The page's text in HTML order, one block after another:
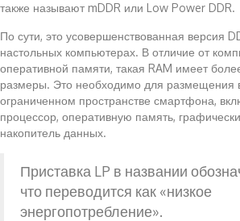
также называют mDDR или Low Power DDR.
По сути, это усовершенствованная версия
настольных компьютерах. В отличие от
оперативной памяти, такая RAM имеет
размеры. Это необходимо для размещения
ограниченном пространстве смартфона,
процессор, оперативную память,
накопитель данных.
Приставка LP в названии
что переводится как «низкое
энергопотребление».